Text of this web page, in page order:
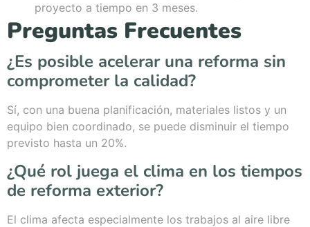
proyecto a tiempo en 3 meses.
Preguntas Frecuentes
¿Es posible acelerar una reforma sin
comprometer la calidad?
Sí, con una buena planificación, materiales listos y un
equipo bien coordinado, se puede disminuir el tiempo
previsto hasta un 20%.
¿Qué rol juega el clima en los tiempos
de reforma exterior?
El clima afecta especialmente los trabajos al aire libre